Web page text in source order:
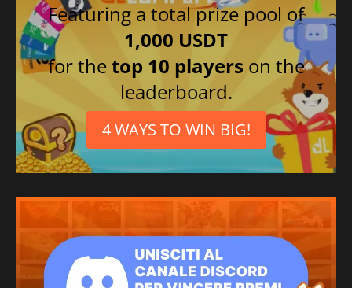
Featuring a total prize pool of
1,000 USDT
for thetop 10 players on the
leaderboard.
4 WAYS TO WIN BIG!